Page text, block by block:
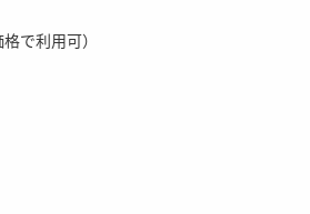
で利用可）